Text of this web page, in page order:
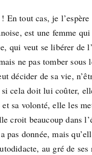
En tout cas, je
est une femme
qui veut se libérer de
ne pas tomber sous
décider de sa vie,
cela doit lui coûter,
et sa volonté, elle les
croit beaucoup dans
pas donnée, mais
au gré de